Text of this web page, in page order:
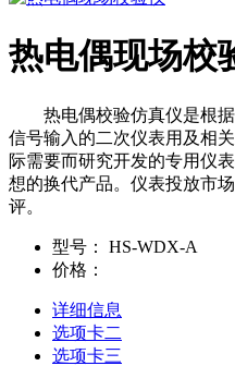
热电偶现场校
热电偶校验仿真仪是根据
信号输入的二次仪表用及相
际需要而研究开发的专用仪
想的换代产品。仪表投放市
评。
型号：
HS-WDX-A
价格：
详细信息
选项卡二
选项卡三